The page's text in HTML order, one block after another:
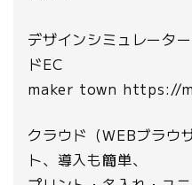
デザインシミュレータ
ドEC
maker town https://
クラウド（WEBブラウ
ト、導入も簡単、